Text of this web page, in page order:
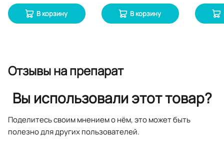
В корзину В корзину
Отзывына препарат
Вы использовали этот товар?
Поделитесь своим мнением о нём, это может быть
полезно для других пользователей.